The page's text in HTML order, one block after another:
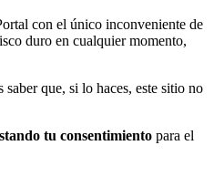
con el único inconveniente de
duro en cualquier momento,
que, si lo haces, este sitio no
tu consentimiento para el